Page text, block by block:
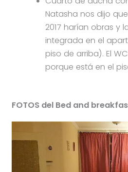
Natasha nos dijo
2017 harían obras y
integrada en el
piso de arriba). El
porque está en el
FOTOS del Bed and